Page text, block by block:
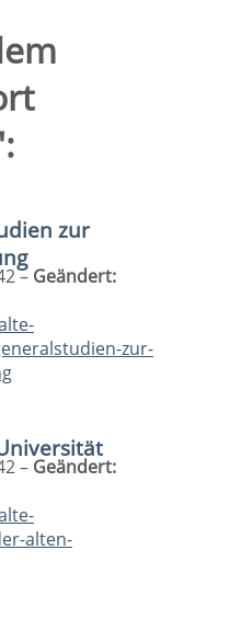
zur
– Geändert:
zur-
– Geändert:
alten-